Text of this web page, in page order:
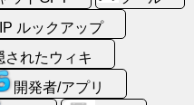
IP ルックアップ
されたウィキ
開発者/アプリ